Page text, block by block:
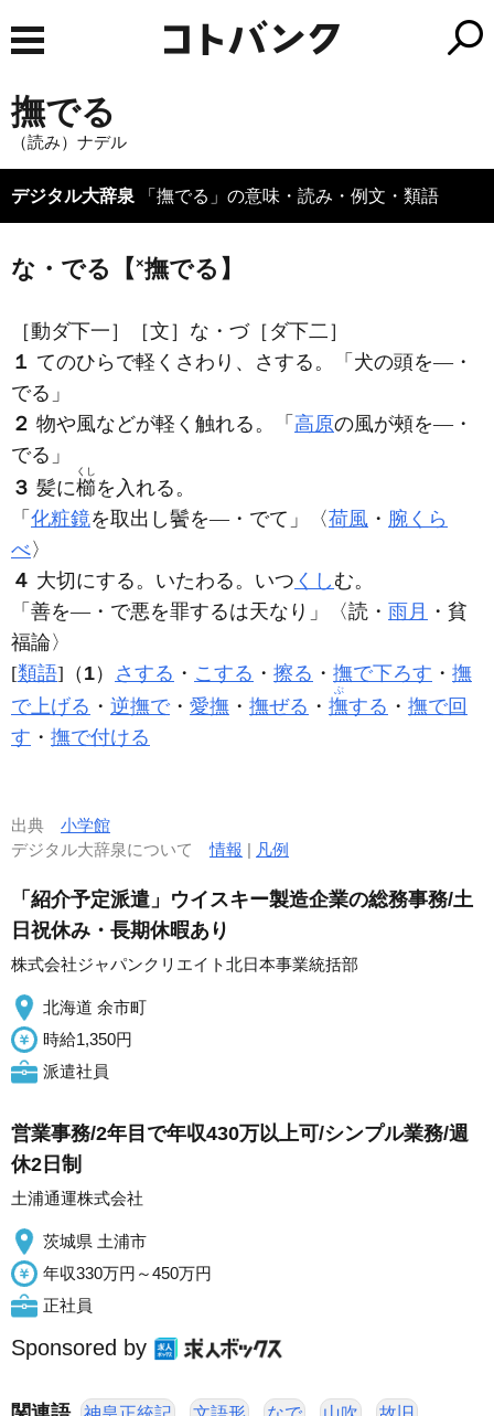
撫でる
（読み）ナデル
デジタル大辞泉 「撫でる」の意味・読み・例文・類語
な・でる【 ×撫でる】
［動ダ下一］ ［文］な・づ［ダ下二］
１ てのひらで軽くさわり、さする。「犬の頭を―・
でる」
２ 物や風などが軽く触れる。「 高原の風が頰を―・
でる」
３ 髪に櫛
くし
を入れる。
「 化粧鏡を取出し鬢を―・でて」〈荷風 ・ 腕くら
べ〉
４ 大切にする。いたわる。いつ くし む。
「善を―・で悪を罪するは天なり」〈読・ 雨月 ・貧
福論〉
[類語]（ 1） さする ・ こする ・ 擦る ・ 撫で下ろす ・ 撫
で上げる ・ 逆撫で・ 愛撫 ・ 撫ぜる ・ 撫
ぶ
する ・ 撫で回
す ・ 撫で付ける
出典 小学館
デジタル大辞泉について情報 | 凡例
「紹介予定派遣」ウイスキー製造企業の総務事務/土
日祝休み・長期休暇あり
株式会社ジャパンクリエイト北日本事業統括部
北海道 余市町
時給1,350円
派遣社員
営業事務/2年目で年収430万以上可/シンプル業務/週
休2日制
土浦通運株式会社
茨城県 土浦市
年収330万円～450万円
正社員
Sponsored by